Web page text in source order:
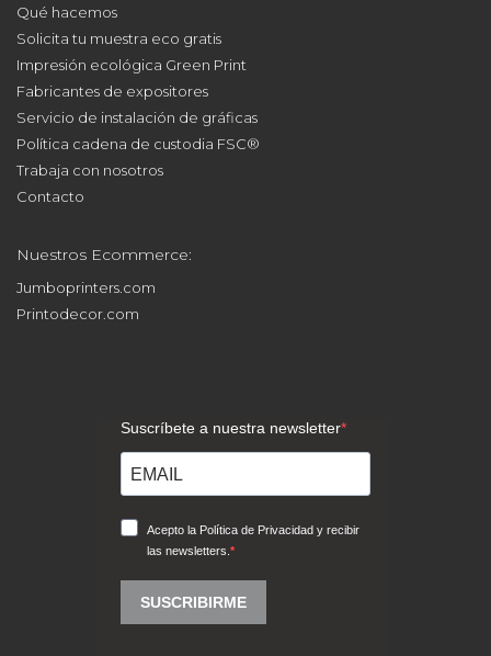
Qué hacemos
Solicita tu muestra eco gratis
Impresión ecológica Green Print
Fabricantes de expositores
Servicio de instalación de gráficas
Política cadena de custodia FSC®
Trabaja con nosotros
Contacto
Nuestros Ecommerce:
Jumboprinters.com
Printodecor.com